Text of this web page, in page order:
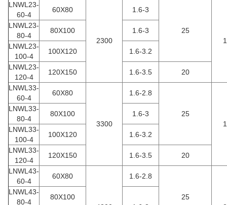
LNWL23-
60-4
60X80
2300
1.6-3
25
LNWL23-
80-4
80X100
1.6-3
LNWL23-
100-4
100X120
1.6-3.2
LNWL23-
120-4
120X150 1.6-3.5
20
LNWL33-
60-4
60X80
3300
1.6-2.8
25
LNWL33-
80-4
80X100
1.6-3
LNWL33-
100-4
100X120
1.6-3.2
LNWL33-
120-4
120X150 1.6-3.5
20
LNWL43-
60-4
60X80 1.6-2.8
25
LNWL43-
80-4
80X100